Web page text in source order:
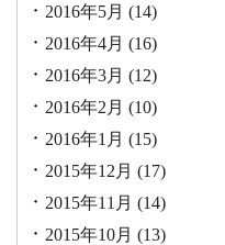
2016年5月 (14)
2016年4月 (16)
2016年3月 (12)
2016年2月 (10)
2016年1月 (15)
2015年12月 (17)
2015年11月 (14)
2015年10月 (13)